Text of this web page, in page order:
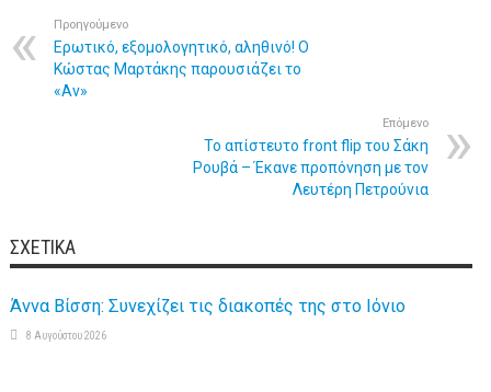
Προηγούμενο
Ερωτικό, εξομολογητικό, αληθινό! Ο
Κώστας Μαρτάκης παρουσιάζει το
«Αν»
Επόμενο
Το απίστευτο front flip του Σάκη
Ρουβά – Έκανε προπόνηση με τον
Λευτέρη Πετρούνια
ΣΧΕΤΙΚΆ
Άννα Βίσση: Συνεχίζει τις διακοπές της στο Ιόνιο
8 Αυγούστου 2026